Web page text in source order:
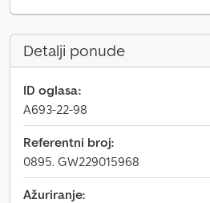
Detalji ponude
ID oglasa:
A693-22-98
Referentni broj:
0895. GW229015968
Ažuriranje: